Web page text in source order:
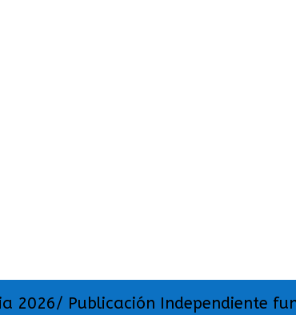
2026/ Publicación Independiente